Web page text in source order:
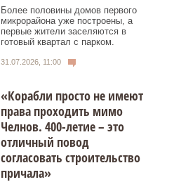
Более половины домов первого
микрорайона уже построены, а
первые жители заселяются в
готовый квартал с парком.
31.07.2026, 11:00
«Корабли просто не имеют
права проходить мимо
Челнов. 400-летие – это
отличный повод
согласовать строительство
причала»